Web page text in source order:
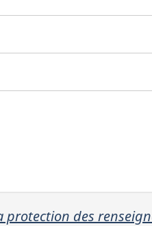
protection des